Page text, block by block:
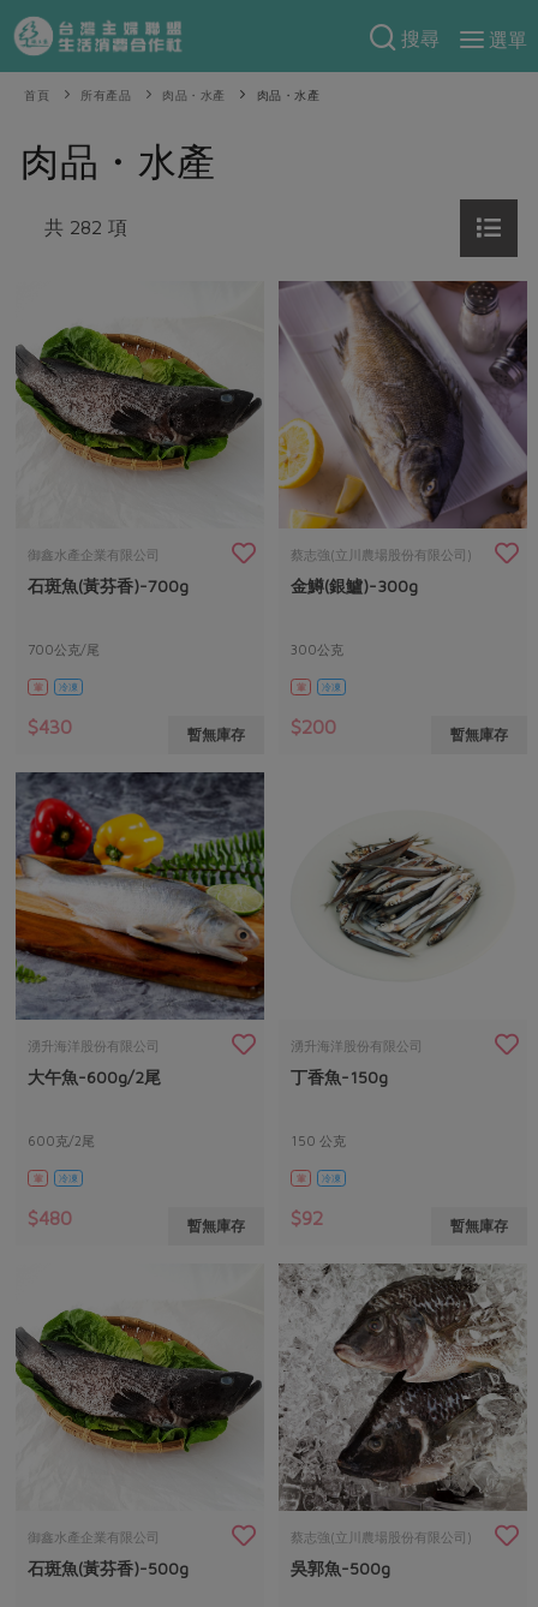
搜尋
選單
產品分類
一籃菜
芽苗類
奶蛋豆・五穀
蛋 乳製品
豆製品 米麵雜糧
水畜加工品
調理食材・點心
調味醬料/南北貨 烘焙
保健食品
居家好物
美妝保養 個人清潔
家庭清潔
日用品
素食專區
食譜料理
肉食
海鮮
常備菜
料理方式
醬料
湯品．鍋物
涼拌沙拉
飲品
主題食譜
異國料理
年菜食譜
高麗菜海鮮煎餅
防災用品預購圓滿結束
2026年端午節預購圓滿結束
更多預購活動
合作25-經典快閃最後一週
合作25-精選產品第三彈
更多當季產品
議題活動
主婦聯盟X樂齡網特約優惠案
30%rPET紅烏龍茶
2024農業發展計畫年度報告
更多議題活動
把最好的台灣味帶回家！
觀點文章
主婦食堂 一籃菜真心話
社內大小事 合作聯合國
產品故事 生活提案
親子食育
廚房瑜伽
減硝酸鹽
減添加物
公益金
更多議題
生活者e週報
綠主張月刊
關於合作社
認識合作社
關於我們
自主把關
檢驗報告
硝酸鹽檢驗
社員權益
合作社法規
社務專區
選舉專區
媒體報導
地區活動
重要公告
首頁 所有產品 肉品・水產 肉品・水產
肉品・水產
共 282 項
御鑫水產企業有限公司
石斑魚(黃芬香)-700g
700公克/尾
葷 冷凍
$430 暫無庫存
蔡志強(立川農場股份有限公司)
金鱒(銀鱸)-300g
300公克
葷 冷凍
$200 暫無庫存
湧升海洋股份有限公司
大午魚-600g/2尾
600克/2尾
葷 冷凍
$480 暫無庫存
湧升海洋股份有限公司
丁香魚-150g
150 公克
葷 冷凍
$92 暫無庫存
御鑫水產企業有限公司
石斑魚(黃芬香)-500g
蔡志強(立川農場股份有限公司)
吳郭魚-500g